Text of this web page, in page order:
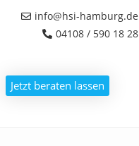
info@hsi-hamburg.de
04108 / 590 18 28
Jetzt beraten lassen